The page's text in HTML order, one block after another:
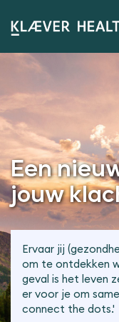
Een
jouw
Ervaar jij
om te ontdekken
geval is het leven
er voor je om
connect the dots.'